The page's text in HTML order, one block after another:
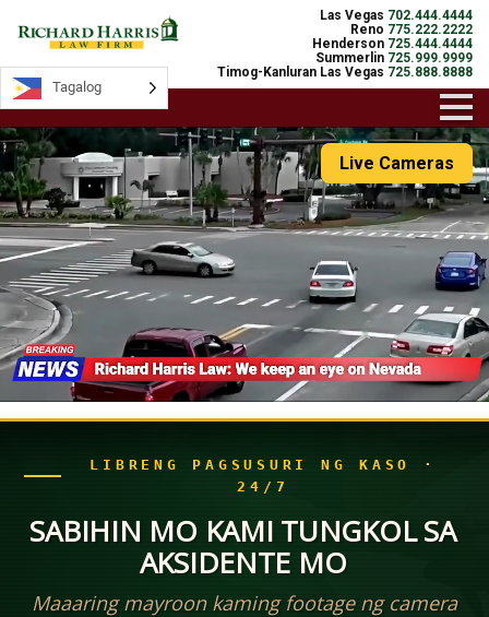
Las Vegas 702.444.4444
Reno 775.222.2222
Henderson 725.444.4444
Summerlin 725.999.9999
Timog-Kanluran Las Vegas 725.888.8888
Live Cameras
LIBRENG PAGSUSURI NG KASO ·
24/7
SABIHIN MO KAMI TUNGKOL SA
AKSIDENTE MO
Maaaring mayroon kaming footage ng camera
Tagalog
Tagalog